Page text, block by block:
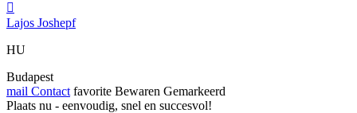

Lajos Joshepf
HU
Budapest
mail Contact favorite Bewaren Gemarkeerd
Plaats nu - eenvoudig, snel en succesvol!